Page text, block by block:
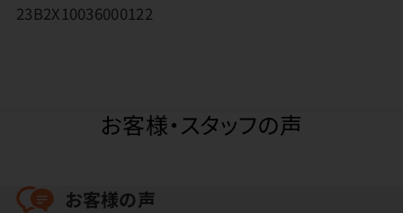
23B2X10036000122
お客様・スタッフの声
お客様の声